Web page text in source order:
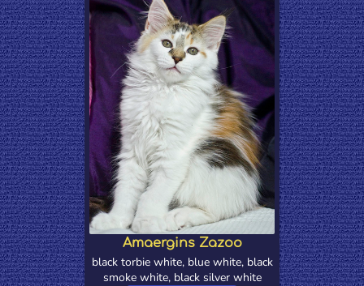
Amaergins Zazoo
black torbie white, blue white, black
smoke white, black silver white